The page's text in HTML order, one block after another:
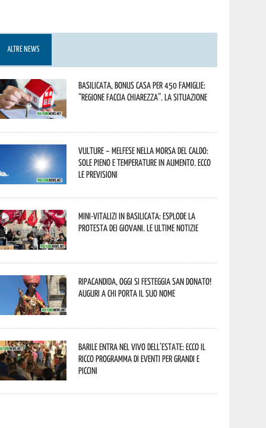
ALTRE NEWS
Basilicata, Bonus casa per 450 famiglie:
“Regione faccia chiarezza”. La situazione
Vulture – melfese nella morsa del caldo:
sole pieno e temperature in aumento. Ecco
le previsioni
Mini-vitalizi in Basilicata: esplode la
protesta dei giovani. Le ultime notizie
Ripacandida, oggi si festeggia San Donato!
Auguri a chi porta il suo nome
Barile entra nel vivo dell’estate: ecco il
ricco programma di eventi per grandi e
piccini